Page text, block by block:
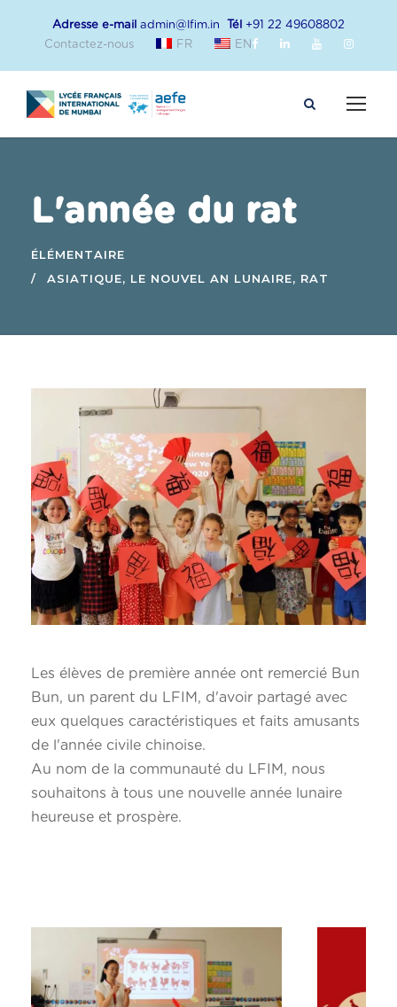
Adresse e-mail admin@lfim.in Tél +91 22 49608802
Contactez-nous
FR EN
L'année du rat
ÉLÉMENTAIRE
ASIATIQUE, LE NOUVEL AN LUNAIRE, RAT
Les élèves de première année ont remercié Bun
Bun, un parent du LFIM, d'avoir partagé avec
eux quelques caractéristiques et faits amusants
de l'année civile chinoise.
Au nom de la communauté du LFIM, nous
souhaitons à tous une nouvelle année lunaire
heureuse et prospère.